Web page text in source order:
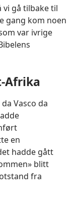
vi gå tilbake til
gang kom noen
var ivrige
Afrika
Vasco da
en
hadde gått
blitt
fra